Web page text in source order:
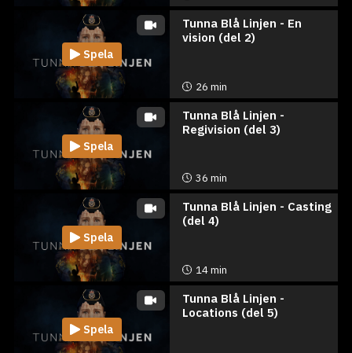
Spela
Tunna Blå Linjen - En
vision (del 2)
26 min
Spela
Tunna Blå Linjen -
Regivision (del 3)
36 min
Spela
Tunna Blå Linjen - Casting
(del 4)
14 min
Spela
Tunna Blå Linjen -
Locations (del 5)